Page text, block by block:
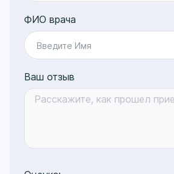
ФИО врача
Введите Имя
Ваш отзыв